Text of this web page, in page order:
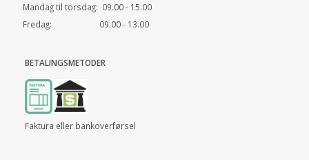
Mandag til torsdag: 09.00 - 15.00
Fredag: 09.00 - 13.00
BETALINGSMETODER
Faktura eller bankoverførsel